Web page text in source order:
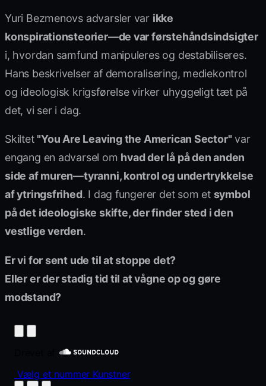
Yuri Bezmenovs advarsler var ikke
konspirationsteorier—de var førstehåndsindsigter
i, hvordan samfund manipuleres og destabiliseres.
Hans beskrivelser af demoralisering, mediekontrol
og ideologisk krigsførelse virker uhyggeligt tæt på
det, vi ser i dag.
Skiltet "You Are Leaving the American Sector" var
engang en advarsel om hvad der lå på den anden
side af muren—tyranni, kontrol og undertrykkelse
af ytringsfrihed. I dag fungerer det som et symbol
på det ideologiske skifte, der finder sted i den
vestlige verden.
Er vi for sent ude til at stoppe det?
Eller er der stadig tid til at vågne op og gøre
modstand?
Vælg et nummer Kunstner